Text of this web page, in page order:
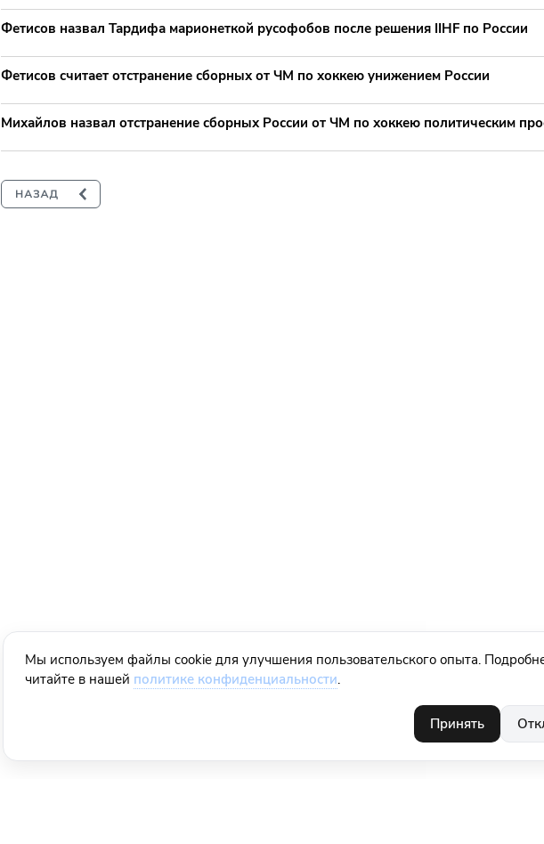
Фетисов назвал Тардифа марионеткой русофобов после решения IIHF по России
Фетисов считает отстранение сборных от ЧМ по хоккею унижением России
Михайлов назвал отстранение сборных России от ЧМ по хоккею политическим
Мы используем файлы cookie для улучшения пользовательского опыта.
читайте в нашей политике конфиденциальности.
Принять